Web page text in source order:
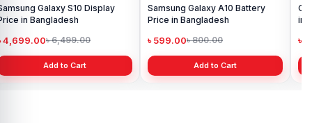
Galaxy S10 Display
in Bangladesh
4,699.00৳ 6,499.00
Add to Cart
Samsung Galaxy A10 Battery
Price in Bangladesh
৳ 599.00৳ 800.00
Add to Cart
in
৳